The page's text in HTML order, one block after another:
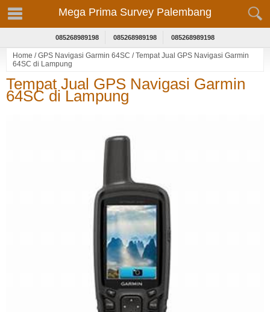
Mega Prima Survey Palembang
085268989198 085268989198 085268989198
Home /GPS Navigasi Garmin 64SC /Tempat Jual GPS Navigasi Garmin
64SC di Lampung
Tempat Jual GPS Navigasi Garmin
64SC di Lampung